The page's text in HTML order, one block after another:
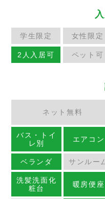
学生限定 女性限定
2人入居可 ペット可
ネット無料
バス・トイ
レ別
エアコン
ベランダ サンルー
洗髪洗面化
粧台
暖房便座